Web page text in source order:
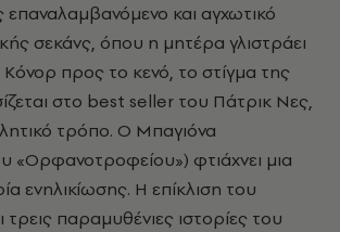
και αγχωτικό
σεκάνς, όπου η μητέρα γλιστράει
προς το κενό, το στίγμα της
στο best seller του Πάτρικ Νες,
τρόπο. Ο Μπαγιόνα
«Ορφανοτροφείου») φτιάχνει μια
ενηλικίωσης. Η επίκλιση του
τρεις παραμυθένιες ιστορίες του